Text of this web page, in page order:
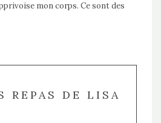
mon corps. Ce sont des
REPAS DE LISA